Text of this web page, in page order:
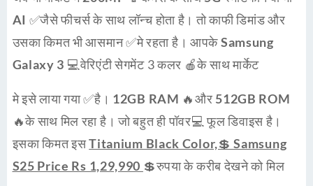
AI ✅जैसे फीचर्स के साथ लॉन्च होता है। तो काफी डिमांड और
उसका किमत भी आसमान ✅मे रहता है। आपकेSamsung
Galaxy 3 💻वेरिएंटी सेगमेंट 3 कलर 🍎के साथ मार्केट
मे इसे लाया गया ✅है। 12GB RAM 🔥और 512GB ROM
🔥के साथ मिल रहा है। जो बहुत ही पॉवर💻 फूल डिवाइस है।
इसका किमत इसTitanium Black Color,💲 Samsung
S25 Price Rs 1,29,990 💲रुपया के करीब देखने को मिल